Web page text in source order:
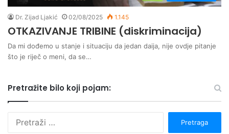
Dr. Zijad Ljakić 02/08/2025 1.145
OTKAZIVANJE TRIBINE (diskriminacija)
Da mi dođemo u stanje i situaciju da jedan daija, nije ovdje pitanje
što je riječ o meni, da se…
Pretražite bilo koji pojam: